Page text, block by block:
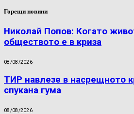
Горещи новини
Николай Попов: Когато
обществото е в криза
08/08/2026
ТИР навлезе в насрещното
спукана гума
08/08/2026